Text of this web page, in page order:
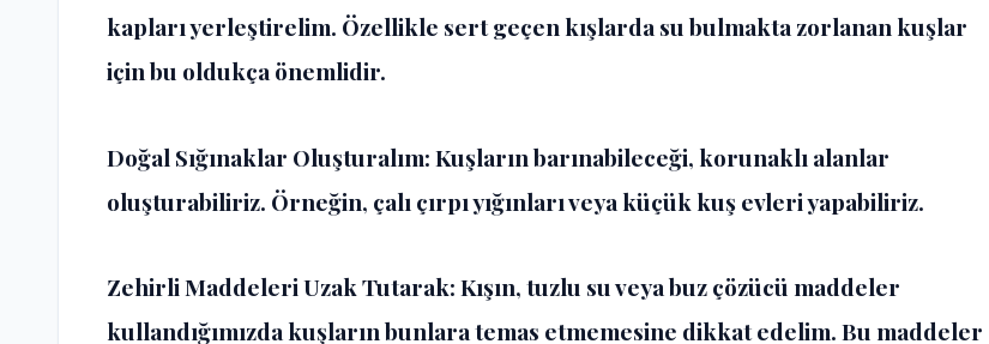
kapları yerleştirelim. Özellikle sert geçen kışlarda su bulmakta zorlanan kuşlar
için bu oldukça önemlidir.
Doğal Sığınaklar Oluşturalım: Kuşların barınabileceği, korunaklı alanlar
oluşturabiliriz. Örneğin, çalı çırpı yığınları veya küçük kuş evleri yapabiliriz.
Zehirli Maddeleri Uzak Tutarak: Kışın, tuzlu su veya buz çözücü maddeler
kullandığımızda kuşların bunlara temas etmemesine dikkat edelim. Bu maddeler